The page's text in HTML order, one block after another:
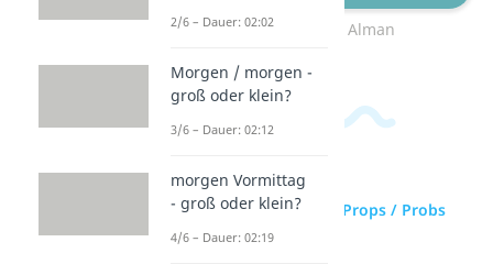
Zum Video: Alman
zur Videoseite: Props / Probs
2/6 – Dauer: 02:02
Morgen / morgen -
groß oder klein?
3/6 – Dauer: 02:12
morgen Vormittag
- groß oder klein?
4/6 – Dauer: 02:19